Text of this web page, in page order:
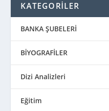
KATEGORİLER
BANKA ŞUBELERİ
BİYOGRAFİLER
Dizi Analizleri
Eğitim